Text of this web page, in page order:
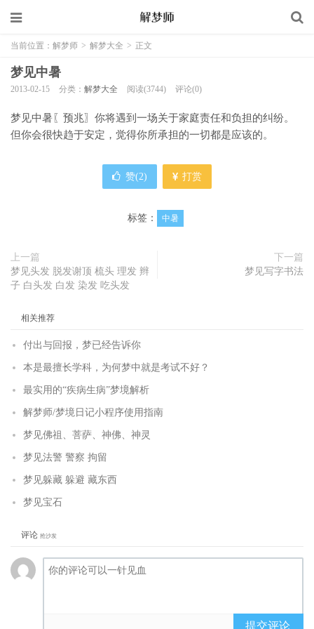
当前位置： 解梦师 > 解梦大全 > 正文
梦见中暑
2013-02-15 分类： 解梦大全 阅读(3744) 评论(0)
梦见中暑〖预兆〗你将遇到一场关于家庭责任和负担的纠纷。
但你会很快趋于安定，觉得你所承担的一切都是应该的。
赞(2) 打赏
标签： 中暑
上一篇
梦见头发 脱发谢顶 梳头 理发 辫
子 白头发 白发 染发 吃头发
下一篇
梦见写字书法
相关推荐
付出与回报，梦已经告诉你
本是最擅长学科，为何梦中就是考试不好？
最实用的“疾病生病”梦境解析
解梦师/梦境日记小程序使用指南
梦见佛祖、菩萨、神佛、神灵
梦见法警 警察 拘留
梦见躲藏 躲避 藏东西
梦见宝石
评论 抢沙发
提交评论